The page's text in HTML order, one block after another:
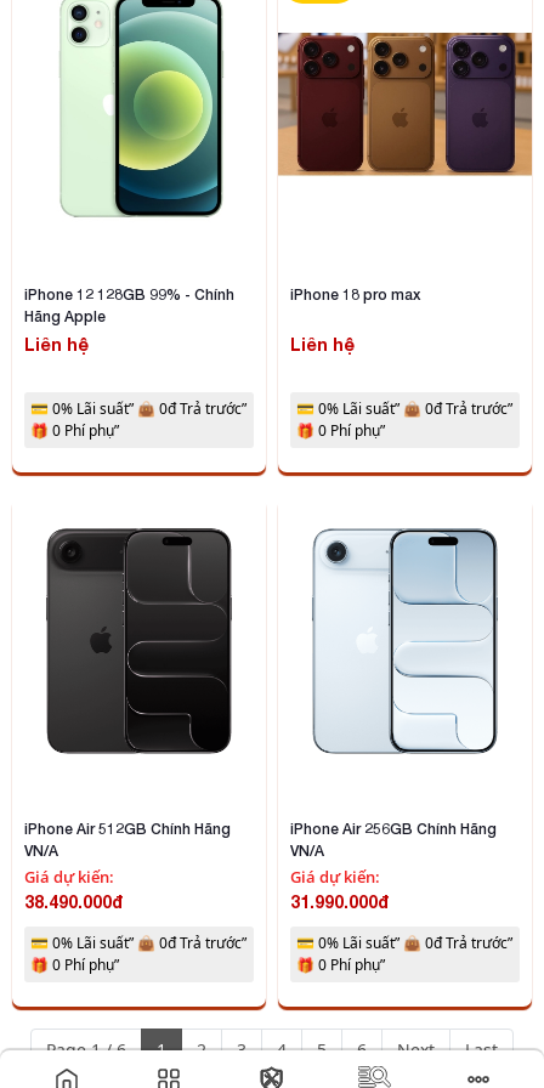
Sản phẩm iPhone 17 Pro Max được giới thiệu với màu
cam vũ trụ nổi bật, tạo nên sự khác biệt rõ rệt so với
các tông màu trầm truyền thống trước đó. Với sắc
cam nổi bật, chiếc điện thoại này vừa có thể mang lại
vẻ ngoài bắt mắt vừa thể hiện được cá tính của người
sở hữu. Tùy chọn màu sắc khác biệt này cũng cho
phép người dùng thể hiện gu thẩm mỹ cá nhân và
tạo dấu ấn riêng nổi bật giữa đám đông.
titanium sang khung nhôm nguyên khối cho dòng
Pro. Thiết kế vỏ nhôm nguyên khối không chỉ gia
tăng sự bền bỉ và còn kết hợp cấu trúc buồng hơi, hỗ
trợ tản nhiệt hiệu quả.
iPhone 12 128GB 99% - Chính
Hãng Apple
Liên hệ
💳 0% Lãi suất” 👜 0đ Trả trước”
🎁 0 Phí phụ”
iPhone 18 pro max
Liên hệ
💳 0% Lãi suất” 👜 0đ Trả trước”
🎁 0 Phí phụ”
iPhone Air 512GB Chính Hãng
VN/A
Giá dự kiến:
38.490.000đ
💳 0% Lãi suất” 👜 0đ Trả trước”
🎁 0 Phí phụ”
iPhone Air 256GB Chính Hãng
VN/A
Giá dự kiến:
31.990.000đ
💳 0% Lãi suất” 👜 0đ Trả trước”
🎁 0 Phí phụ”
Page 1 / 6 1 2 3 4 5 6 Next Last